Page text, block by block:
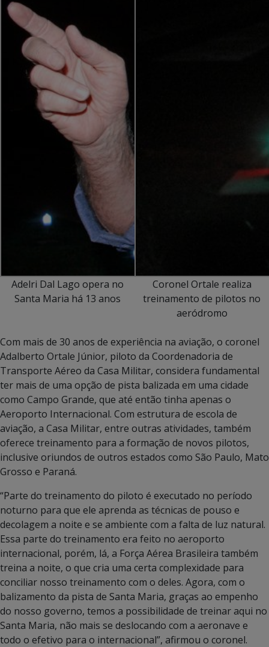
Adelri Dal Lago opera no
Santa Maria há 13 anos
Coronel Ortale realiza
treinamento de pilotos no
aeródromo
Com mais de 30 anos de experiência na aviação, o coronel
Adalberto Ortale Júnior, piloto da Coordenadoria de
Transporte Aéreo da Casa Militar, considera fundamental
ter mais de uma opção de pista balizada em uma cidade
como Campo Grande, que até então tinha apenas o
Aeroporto Internacional. Com estrutura de escola de
aviação, a Casa Militar, entre outras atividades, também
oferece treinamento para a formação de novos pilotos,
inclusive oriundos de outros estados como São Paulo, Mato
Grosso e Paraná.
“Parte do treinamento do piloto é executado no período
noturno para que ele aprenda as técnicas de pouso e
decolagem a noite e se ambiente com a falta de luz natural.
Essa parte do treinamento era feito no aeroporto
internacional, porém, lá, a Força Aérea Brasileira também
treina a noite, o que cria uma certa complexidade para
conciliar nosso treinamento com o deles. Agora, com o
balizamento da pista de Santa Maria, graças ao empenho
do nosso governo, temos a possibilidade de treinar aqui no
Santa Maria, não mais se deslocando com a aeronave e
todo o efetivo para o internacional”, afirmou o coronel.